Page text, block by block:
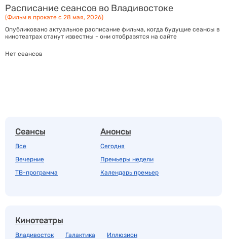
Расписание сеансов во Владивостоке
(Фильм в прокате с 28 мая, 2026)
Опубликовано актуальное расписание фильма, когда будущие сеансы в
кинотеатрах станут известны - они отобразятся на сайте
Нет сеансов
Сеансы
Все
Вечерние
ТВ-программа
Анонсы
Сегодня
Премьеры недели
Календарь премьер
Кинотеатры
Владивосток Галактика
Иллюзион